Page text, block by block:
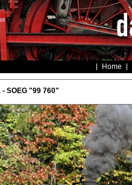
Home
- SOEG "99 760"